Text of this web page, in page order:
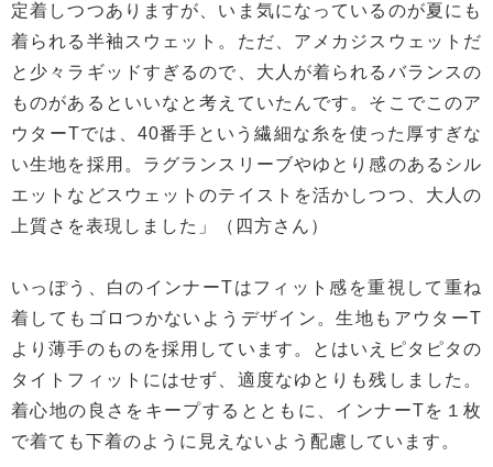
定着しつつありますが、いま気になっているのが夏にも
着られる半袖スウェット。ただ、アメカジスウェットだ
と少々ラギッドすぎるので、大人が着られるバランスの
ものがあるといいなと考えていたんです。そこでこのア
ウターTでは、40番手という繊細な糸を使った厚すぎな
い生地を採用。ラグランスリーブやゆとり感のあるシル
エットなどスウェットのテイストを活かしつつ、大人の
上質さを表現しました」（四方さん）
いっぽう、白のインナーTはフィット感を重視して重ね
着してもゴロつかないようデザイン。生地もアウターT
より薄手のものを採用しています。とはいえピタピタの
タイトフィットにはせず、適度なゆとりも残しました。
着心地の良さをキープするとともに、インナーTを１枚
で着ても下着のように見えないよう配慮しています。